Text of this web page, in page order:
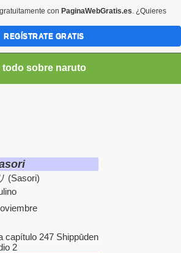
todo sobre naruto
(Sasori)
capítulo 247 Shippūden
2
con PaginaWebGratis.es. ¿Quieres
REGÍSTRATE GRATIS